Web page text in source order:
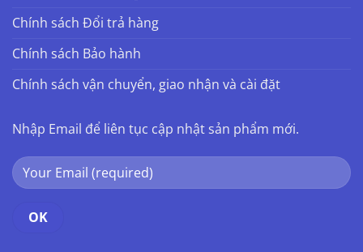
Chính sách Đổi trả hàng
Chính sách Bảo hành
Chính sách vận chuyển, giao nhận và cài đặt
Nhập Email để liên tục cập nhật sản phẩm mới.